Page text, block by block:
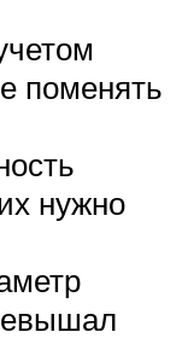
поменять
нужно